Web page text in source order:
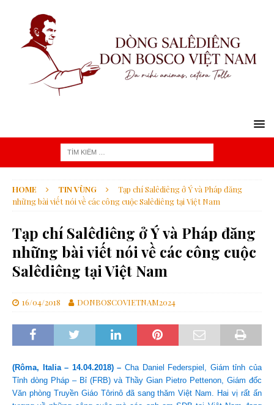
HOME TIN VÙNG
Tạp chí Salêdiêng ở Ý và Pháp đăng
những bài viết nói về các công cuộc Salêdiêng tại Việt Nam
Tạp chí Salêdiêng ở Ý và Pháp đăng
những bài viết nói về các công cuộc
Salêdiêng tại Việt Nam
16/04/2018 DONBOSCOVIETNAM2024
(Rôma, Italia – 14.04.2018) – Cha Daniel Federspiel, Giám tỉnh của
Tỉnh dòng Pháp – Bỉ (FRB) và Thầy Gian Pietro Pettenon, Giám đốc
Văn phòng Truyền Giáo Tôrinô đã sang thăm Việt Nam. Hai vị rất ấn